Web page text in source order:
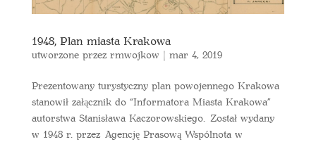
1948, Plan miasta Krakowa
utworzone przez rmwojkow | mar 4, 2019
Prezentowany turystyczny plan powojennego Krakowa
stanowił załącznik do “Informatora Miasta Krakowa”
autorstwa Stanisława Kaczorowskiego. Został wydany
w 1948 r. przez Agencję Prasową Wspólnota w